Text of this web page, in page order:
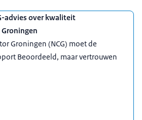
advies over kwaliteit
Groningen (NCG) moet de
Beoordeeld, maar vertrouwen